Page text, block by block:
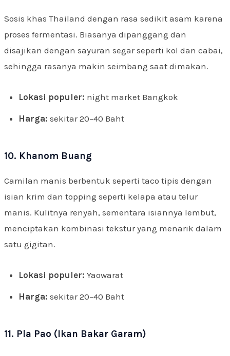
Sosis khas Thailand dengan rasa sedikit asam karena
proses fermentasi. Biasanya dipanggang dan
disajikan dengan sayuran segar seperti kol dan cabai,
sehingga rasanya makin seimbang saat dimakan.
Lokasi populer: night market Bangkok
Harga: sekitar 20–40 Baht
10. Khanom Buang
Camilan manis berbentuk seperti taco tipis dengan
isian krim dan topping seperti kelapa atau telur
manis. Kulitnya renyah, sementara isiannya lembut,
menciptakan kombinasi tekstur yang menarik dalam
satu gigitan.
Lokasi populer: Yaowarat
Harga: sekitar 20–40 Baht
11. Pla Pao (Ikan Bakar Garam)